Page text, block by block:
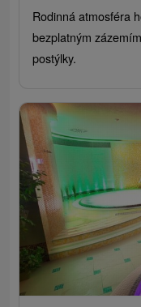
Rodinná atmosféra
bezplatným
postýlky.